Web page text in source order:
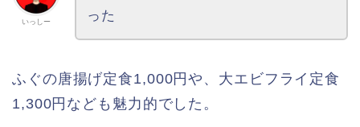
いっしー
った
ふぐの唐揚げ定食1,000円や、大エビフライ定食
1,300円なども魅力的でした。